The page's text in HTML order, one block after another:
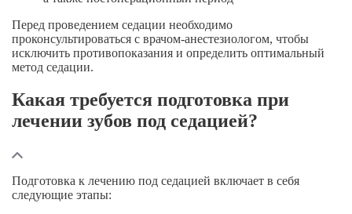
Перед проведением седации необходимо
проконсультироваться с врачом-анестезиологом, чтобы
исключить противопоказания и определить оптимальный
метод седации.
Какая требуется подготовка при
лечении зубов под седацией?
Подготовка к лечению под седацией включает в себя
следующие этапы: